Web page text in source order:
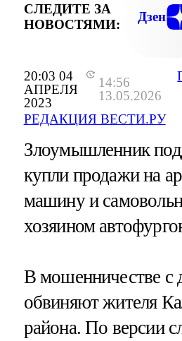
20:03 04
АПРЕЛЯ
2023
14:56
13.05.2026
РЕДАКЦИЯ ВЕСТИ.РУ
СЛЕДИТЕ ЗА
НОВОСТЯМИ:
Дзен
Злоумышленник
купли продажи на
машину и
хозяином
В мошенничестве с
обвиняют жителя
района. По версии